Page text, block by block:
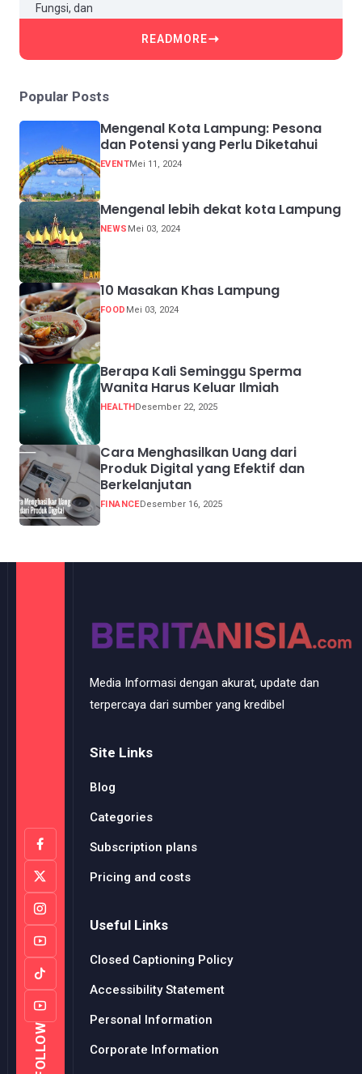
READMORE
Popular Posts
Mengenal Kota Lampung: Pesona
dan Potensi yang Perlu Diketahui
EVENTMei 11, 2024
Mengenal lebih dekat kota Lampung
NEWS Mei 03, 2024
10 Masakan Khas Lampung
FOOD Mei 03, 2024
Berapa Kali Seminggu Sperma
Wanita Harus Keluar Ilmiah
HEALTHDesember 22, 2025
Cara Menghasilkan Uang dari
Produk Digital yang Efektif dan
Berkelanjutan
FINANCEDesember 16, 2025
FOLLOW
Media Informasi dengan akurat, update dan
terpercaya dari sumber yang kredibel
Site Links
Blog
Categories
Subscription plans
Pricing and costs
Useful Links
Closed Captioning Policy
Accessibility Statement
Personal Information
Corporate Information